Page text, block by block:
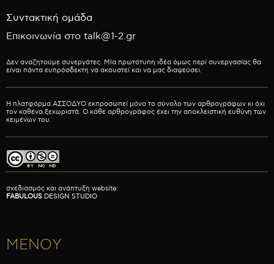
Συντακτική ομάδα
Επικοινωνία στο talk@1-2.gr
Δεν αναζητούμε συνεργάτες. Μία πρωτότυπη ιδέα όμως περί συνεργασίας θα
είναι πάντα ευπρόσδεκτη να ακουστεί και να μας διαψεύσει.
Η πλατφόρμα ΑΣΣΟΔΥΟ εκπροσωπεί μόνο το σύνολο των αρθρογράφων κι όχι
τον καθένα ξεχωριστά. Ο κάθε αρθρογράφος έχει την αποκλειστική ευθύνη των
κειμένων του.
σχεδιασμός και ανάπτυξη website:
FABULOUS DESIGN STUDIO
ΜΕΝΟΥ